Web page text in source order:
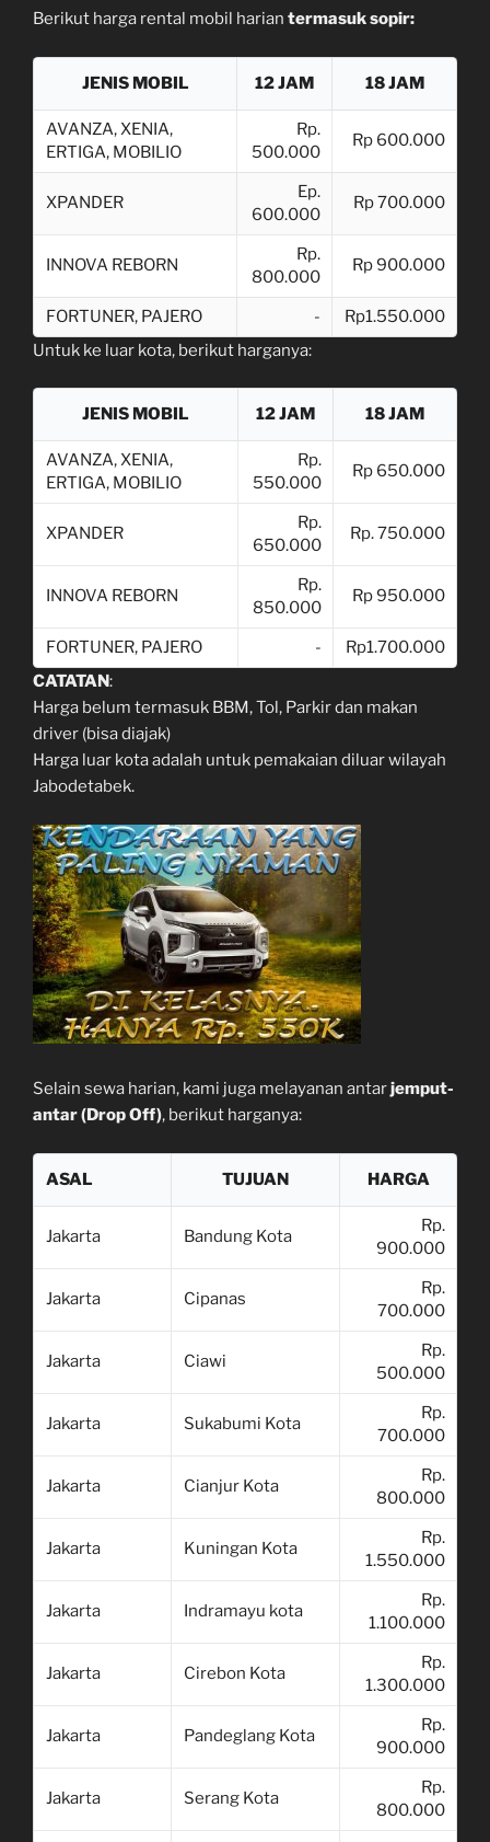
Berikut harga rental mobil harian termasuk sopir:
JENIS MOBIL 12 JAM 18 JAM
AVANZA, XENIA,
ERTIGA, MOBILIO
Rp.
500.000
Rp 600.000
XPANDER
Ep.
600.000
Rp 700.000
INNOVA REBORN
Rp.
800.000
Rp 900.000
FORTUNER, PAJERO -
Rp1.550.000
Untuk ke luar kota, berikut harganya:
JENIS MOBIL 12 JAM 18 JAM
AVANZA, XENIA,
ERTIGA, MOBILIO
Rp.
550.000
Rp 650.000
XPANDER
Rp.
650.000
Rp. 750.000
INNOVA REBORN
Rp.
850.000
Rp 950.000
FORTUNER, PAJERO -
Rp1.700.000
CATATAN:
Harga belum termasuk BBM, Tol, Parkir dan makan
driver (bisa diajak)
Harga luar kota adalah untuk pemakaian diluar wilayah
Jabodetabek.
Selain sewa harian, kami juga melayanan antarjemput-
antar (Drop Off), berikut harganya:
ASAL TUJUAN HARGA
Jakarta Bandung Kota
Rp.
900.000
Jakarta Cipanas
Rp.
700.000
Jakarta Ciawi
Rp.
500.000
Jakarta Sukabumi Kota
Rp.
700.000
Jakarta Cianjur Kota
Rp.
800.000
Jakarta Kuningan Kota
Rp.
1.550.000
Jakarta Indramayu kota
Rp.
1.100.000
Jakarta Cirebon Kota
Rp.
1.300.000
Jakarta Pandeglang Kota
Rp.
900.000
Jakarta Serang Kota
Rp.
800.000